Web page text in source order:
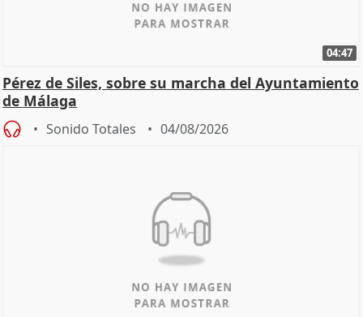
04:47
Pérez de Siles, sobre su marcha del Ayuntamiento
de Málaga
Sonido Totales 04/08/2026